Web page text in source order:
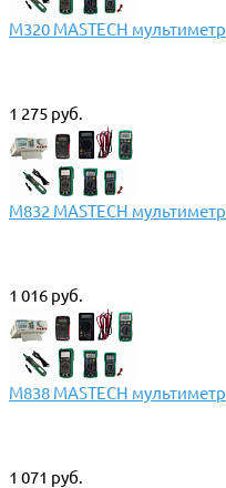
M320 MASTECH мультиметр
1 275 руб.
M832 MASTECH мультиметр
1 016 руб.
M838 MASTECH мультиметр
1 071 руб.